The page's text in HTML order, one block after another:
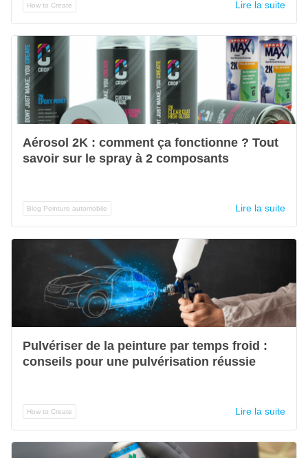
How to Create Lire la suite
Aérosol 2K : comment ça fonctionne ? Tout
savoir sur le spray à 2 composants
Blog Peinture automobile Lire la suite
Pulvériser de la peinture par temps froid :
conseils pour une pulvérisation réussie
How to Create Lire la suite